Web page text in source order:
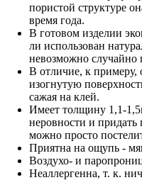
пористой структуре
время года.
В готовом изделии
ли использован
невозможно случайно
В отличие, к примеру,
изогнутую
сажая на клей.
Имеет толщину 1,1-
неровности и придать
можно просто
Приятна на ощупь -
Воздухо- и
Неаллергенна, т. к.